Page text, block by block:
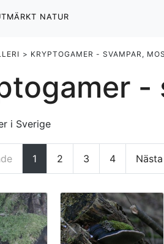
NATUR
> KRYPTOGAMER - SVAMPAR,
-
i Sverige
1 2 3 4 Nästa